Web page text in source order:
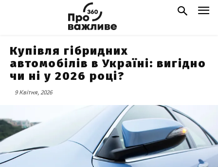
Купівля гібридних
автомобілів в Україні: вигідно
чи ні у 2026 році?
9 Квітня, 2026